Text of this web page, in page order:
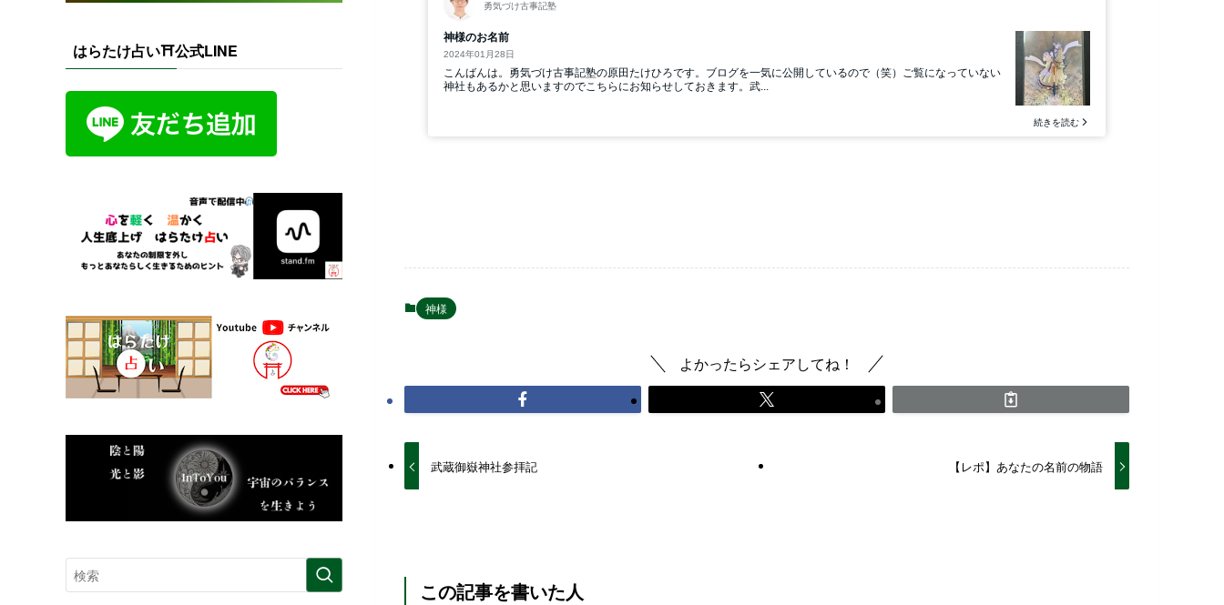
神様
よかったらシェアしてね！
武蔵御嶽神社参拝記 【レポ】あなたの名前の物語
この記事を書いた人
はらたけ占い⛩️公式LINE